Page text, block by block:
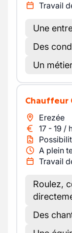
Travail
Une
Des
Un
Chauffeur
Erezée
17 - 19 /
A plein
Travail
Roulez,
Des